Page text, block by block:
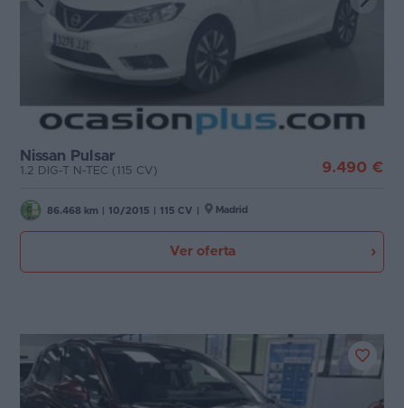
Nissan Pulsar
1.2 DIG-T N-TEC (115 CV) 9.490 €
86.468 km 10/2015 115 CV Madrid
Ver oferta